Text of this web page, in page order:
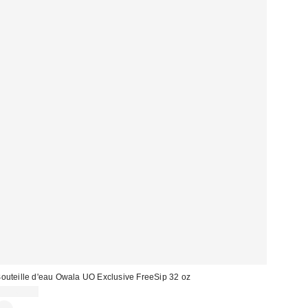
d'eau Owala UO Exclusive FreeSip 32 oz